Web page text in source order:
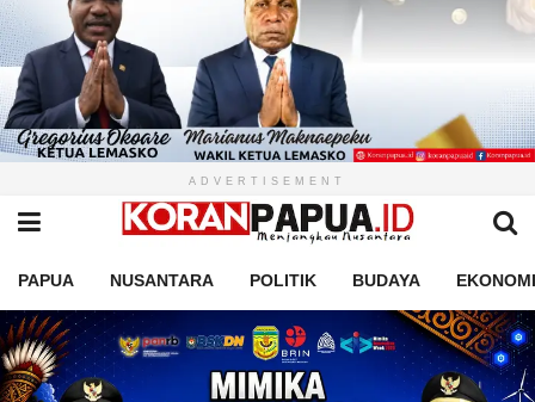
ADVERTISEMENT
PAPUA NUSANTARA POLITIK BUDAYA EKONOMI